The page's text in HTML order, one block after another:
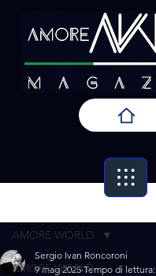
AMORE WORLD
AMORE WORLD
Sergio Ivan Roncoroni
9 mag 2025 Tempo di